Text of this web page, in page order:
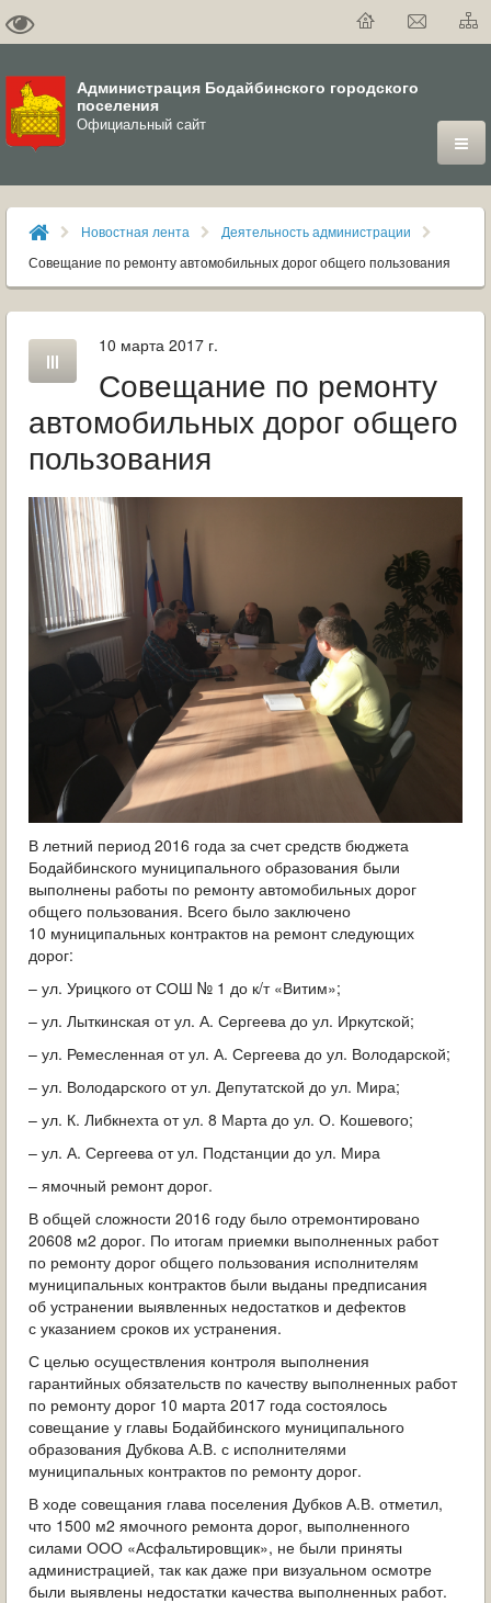
Администрация Бодайбинского городского
поселения
Официальный сайт
ГОРОД
ДУМА
ВЛАСТЬ
ДОКУМЕНТЫ
ОФИЦИАЛЬНЫЙ ВЕСТНИК БОДАЙБО
МУНИЦИПАЛЬНЫЕ УСЛУГИ
ОБРАЩЕНИЯ ГРАЖДАН
ГРАДОСТРОИТЕЛЬНАЯ ДЕЯТЕЛЬНОСТЬ
ИНФОРМИРОВАНИЕ НАСЕЛЕНИЯ
ДЕЯТЕЛЬНОСТЬ ПРОКУРАТУРЫ
МУНИЦИПАЛЬНЫЙ КОНТРОЛЬ
ПОИСК ПО САЙТУ
Новостная лента
Деятельность администрации
Совещание по ремонту автомобильных дорог общего пользования
10 марта 2017 г.
Совещание по ремонту
автомобильных дорог общего
пользования
В летний период 2016 года за счет средств бюджета
Бодайбинского муниципального образования были
выполнены работы по ремонту автомобильных дорог
общего пользования. Всего было заключено
10 муниципальных контрактов на ремонт следующих
дорог:
– ул. Урицкого от СОШ № 1 до к/т «Витим»;
– ул. Лыткинская от ул. А. Сергеева до ул. Иркутской;
– ул. Ремесленная от ул. А. Сергеева до ул. Володарской;
– ул. Володарского от ул. Депутатской до ул. Мира;
– ул. К. Либкнехта от ул. 8 Марта до ул. О. Кошевого;
– ул. А. Сергеева от ул. Подстанции до ул. Мира
– ямочный ремонт дорог.
В общей сложности 2016 году было отремонтировано
20608 м2 дорог. По итогам приемки выполненных работ
по ремонту дорог общего пользования исполнителям
муниципальных контрактов были выданы предписания
об устранении выявленных недостатков и дефектов
с указанием сроков их устранения.
С целью осуществления контроля выполнения
гарантийных обязательств по качеству выполненных работ
по ремонту дорог 10 марта 2017 года состоялось
совещание у главы Бодайбинского муниципального
образования Дубкова А.В. с исполнителями
муниципальных контрактов по ремонту дорог.
В ходе совещания глава поселения Дубков А.В. отметил,
что 1500 м2 ямочного ремонта дорог, выполненного
силами ООО «Асфальтировщик», не были приняты
администрацией, так как даже при визуальном осмотре
были выявлены недостатки качества выполненных работ.